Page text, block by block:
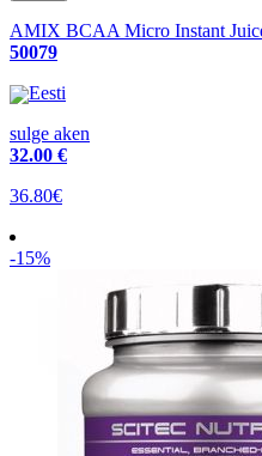
AMIX BCAA Micro Instant
50079
Eesti
sulge aken
32.00 €
36.80€
-15%